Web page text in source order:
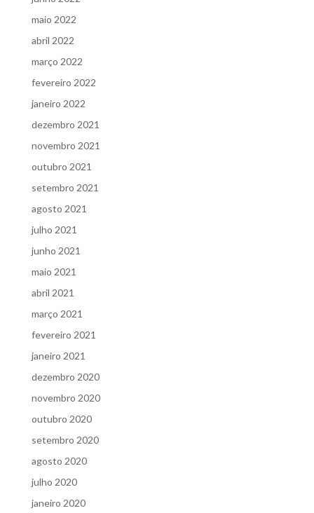
maio 2022
abril 2022
março 2022
fevereiro 2022
janeiro 2022
dezembro 2021
novembro 2021
outubro 2021
setembro 2021
agosto 2021
julho 2021
junho 2021
maio 2021
abril 2021
março 2021
fevereiro 2021
janeiro 2021
dezembro 2020
novembro 2020
outubro 2020
setembro 2020
agosto 2020
julho 2020
janeiro 2020